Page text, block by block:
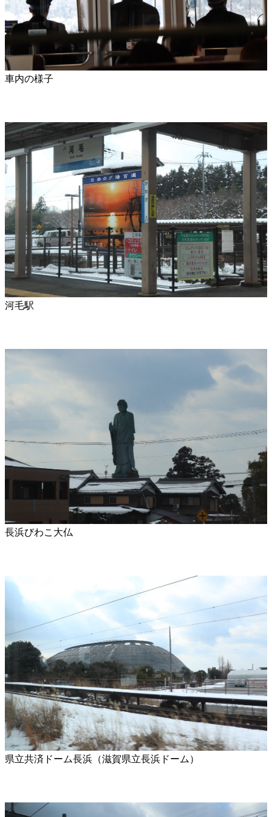
車内の様子
河毛駅
長浜びわこ大仏
県立共済ドーム長浜（滋賀県立長浜ドーム）